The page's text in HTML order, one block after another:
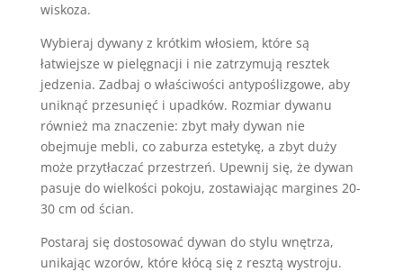
wiskoza.
Wybieraj dywany z krótkim włosiem, które są
łatwiejsze w pielęgnacji i nie zatrzymują resztek
jedzenia. Zadbaj o właściwości antypoślizgowe, aby
uniknąć przesunięć i upadków. Rozmiar dywanu
również ma znaczenie: zbyt mały dywan nie
obejmuje mebli, co zaburza estetykę, a zbyt duży
może przytłaczać przestrzeń. Upewnij się, że dywan
pasuje do wielkości pokoju, zostawiając margines 20-
30 cm od ścian.
Postaraj się dostosować dywan do stylu wnętrza,
unikając wzorów, które kłócą się z resztą wystroju.